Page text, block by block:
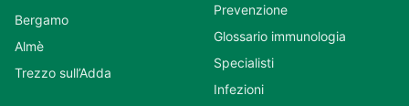
Bergamo
Almè
Trezzo sull’Adda
Prevenzione
Glossario immunologia
Specialisti
Infezioni